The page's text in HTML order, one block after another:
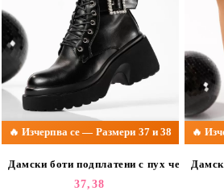
🔥 Изчерпва се — Размери 37 и 38
Дамски боти подплатени с пух черни от
37, 38
🔥